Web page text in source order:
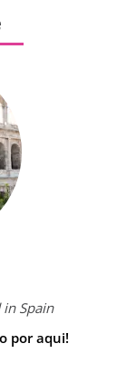
in Spain
por aqui!